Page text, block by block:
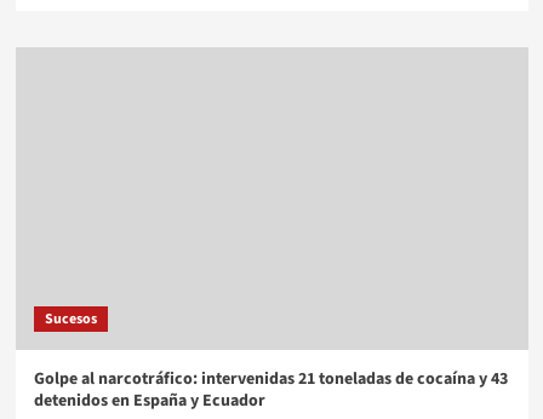
Sucesos
Golpe al narcotráfico: intervenidas 21 toneladas de cocaína y 43
detenidos en España y Ecuador